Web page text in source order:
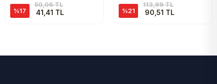
%17
50,06 TL
41,41 TL %21
113,99 TL
90,51 TL